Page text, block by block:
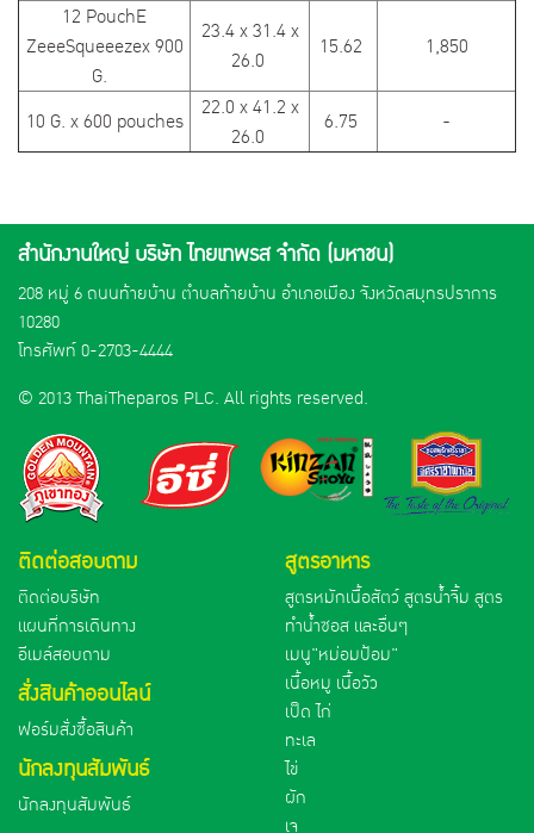
12 PouchE
ZeeeSqueeezex 900
G.
23.4 x 31.4 x
26.0
15.62 1,850
10 G. x 600 pouches
22.0 x 41.2 x
26.0
6.75 -
สำนักงานใหญ่ บริษัท ไทยเทพรส จำกัด (มหาชน)
208 หมู่ 6 ถนนท้ายบ้าน ตำบลท้ายบ้าน อำเภอเมือง จังหวัดสมุทรปราการ
10280
โทรศัพท์0-2703-4444
© 2013 ThaiTheparos PLC. All rights reserved.
ติดต่อสอบถาม
ติดต่อบริษัท
แผนที่การเดินทาง
อีเมล์สอบถาม
สั่งสินค้าออนไลน์
ฟอร์มสั่งซื้อสินค้า
นักลงทุนสัมพันธ์
นักลงทุนสัมพันธ์
สูตรอาหาร
สูตรหมักเนื้อสัตว์ สูตรน้ำจิ้ม สูตร
ทำน้ำซอส และอื่นๆ
เมนู"หม่อมป้อม"
เนื้อหมู เนื้อวัว
เป็ด ไก่
ทะเล
ไข่
ผัก
เจ